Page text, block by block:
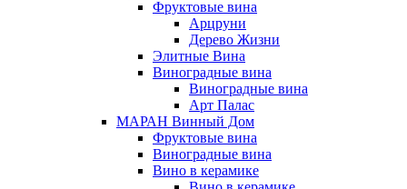
Фруктовые вина
Арцруни
Дерево Жизни
Элитные Вина
Виноградные вина
Виноградные вина
Арт Палас
МАРАН Винный Дом
Фруктовые вина
Виноградные вина
Вино в керамике